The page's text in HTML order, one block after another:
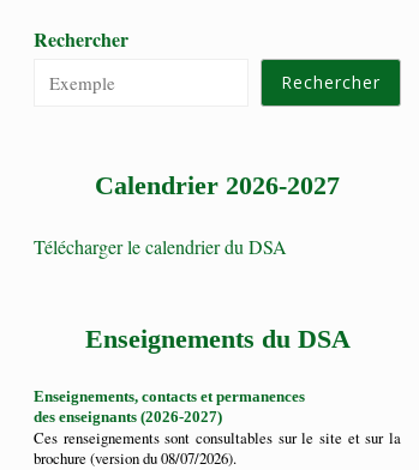
Rechercher
Rechercher
Calendrier 2026-2027
Télécharger le calendrier du DSA
Enseignements du DSA
Enseignements, contacts et permanences
des enseignants (2026-2027)
Ces renseignements sont consultables sur le site et sur la
brochure (version du 08/07/2026).